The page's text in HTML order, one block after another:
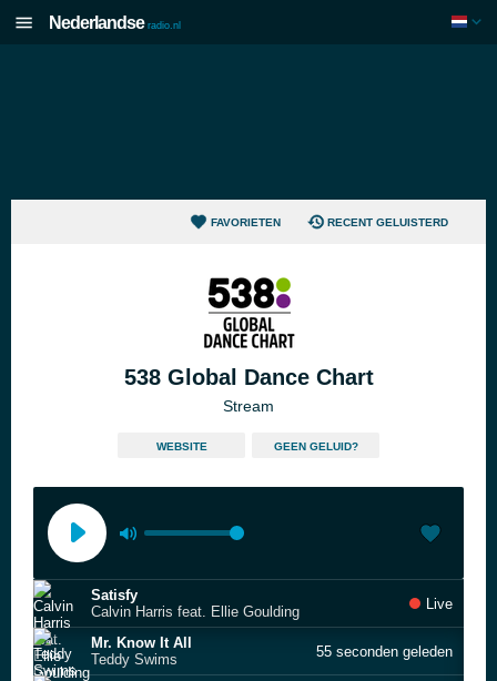
Nederlandse radio.nl
FAVORIETEN RECENT GELUISTERD
538 Global Dance Chart
Stream
WEBSITE GEEN GELUID?
Satisfy
Calvin Harris feat. Ellie Goulding
Live
Mr. Know It All
Teddy Swims
55 seconden geleden